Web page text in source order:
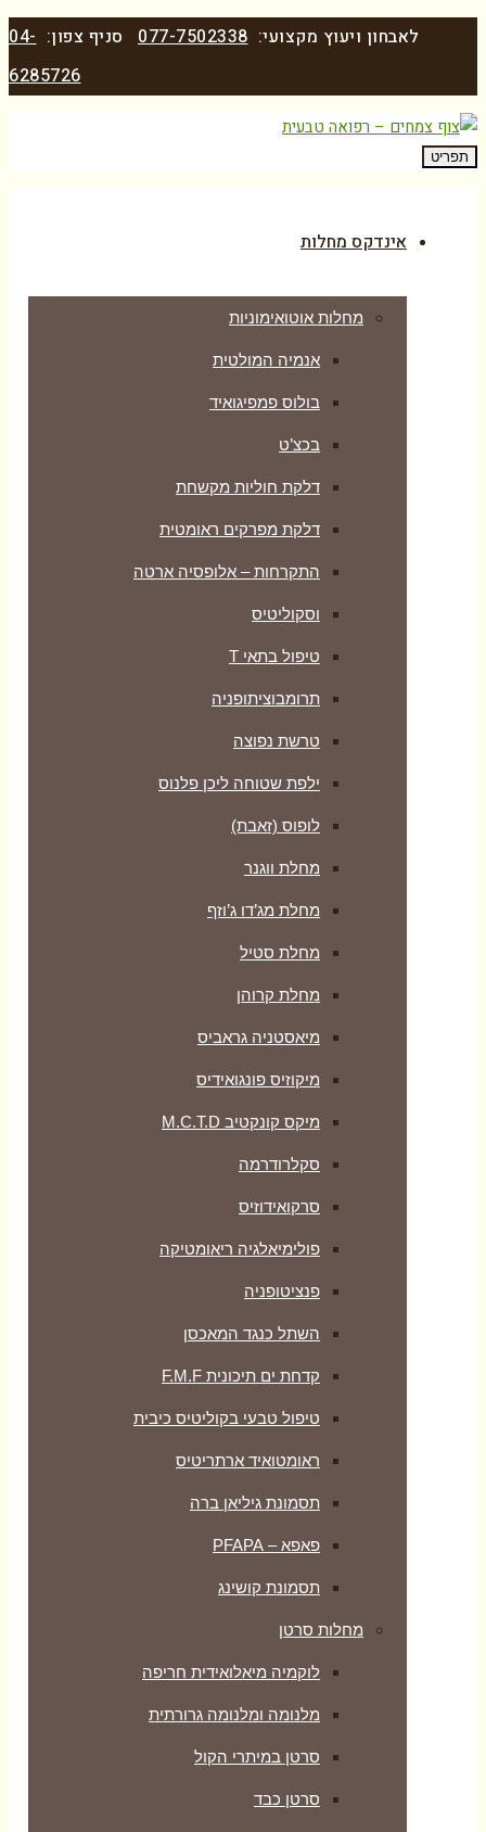
לאבחון ויעוץ מקצועי:077-7502338 סניף צפון:04-
6285726
תפריט
אינדקס מחלות
מחלות אוטואימוניות
אנמיה המולטית
בולוס פמפיגואיד
בכצ’ט
דלקת חוליות מקשחת
דלקת מפרקים ראומטית
התקרחות – אלופסיה ארטה
וסקוליטיס
טיפול בתאי T
תרומבוציתופניה
טרשת נפוצה
ילפת שטוחה ליכן פלנוס
לופוס (זאבת)
מחלת ווגנר
מחלת מג’דו ג’וזף
מחלת סטיל
מחלת קרוהן
מיאסטניה גראביס
מיקוזיס פונגואידיס
מיקס קונקטיב M.C.T.D
סקלרודרמה
סרקואידוזיס
פולימיאלגיה ריאומטיקה
‏פנציטופניה
השתל כנגד המאכסן
קדחת ים תיכונית F.M.F
טיפול טבעי בקוליטיס כיבית
ראומטואיד ארתריטיס
תסמונת גיליאן ברה
פאפא – PFAPA
תסמונת קושינג
מחלות סרטן
לוקמיה מיאלואידית חריפה
מלנומה ומלנומה גרורתית
סרטן במיתרי הקול
סרטן כבד